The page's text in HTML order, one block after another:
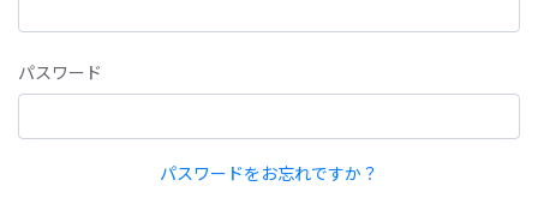
パスワード
パスワードをお忘れですか？